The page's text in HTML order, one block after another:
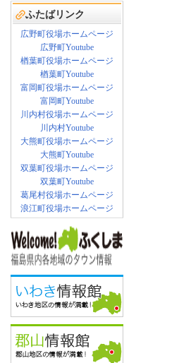
ふたばリンク
広野町役場ホームページ
広野町Youtube
楢葉町役場ホームページ
楢葉町Youtube
富岡町役場ホームページ
富岡町Youtube
川内村役場ホームページ
川内村Youtube
大熊町役場ホームページ
大熊町Youtube
双葉町役場ホームページ
双葉町Youtube
葛尾村役場ホームページ
浪江町役場ホームページ